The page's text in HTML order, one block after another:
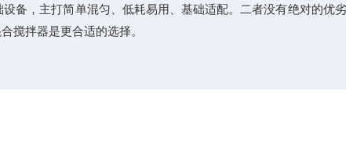
，主打简单混匀、低耗易用、基础适配。二者没有绝对的优
搅拌器是更合适的选择。